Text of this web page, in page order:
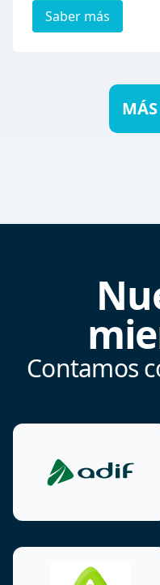
Saber más
Contamos